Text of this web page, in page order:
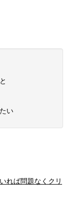
い
れば問題なくクリ